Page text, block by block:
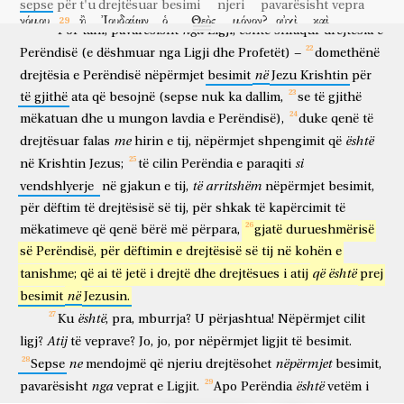
sepse për t'u drejtësuar besimi njeri pavarësisht vepra
νόμου. ἢ
apo
Ἰουδαίων
i judenjve
ὁ Θεὸς
Perëndia
μόνον?
vetëm
οὐχὶ
a nuk
καὶ
edhe
ἐθνῶν?
i kombeve
ναὶ, καὶ
edhe
ἐθνῶν, εἴπερ εἷς ὁ Θεός,
Perëndia
ὃς
i cili
δικαιώσει
do të drejtësojë
περιτομὴν
rrethprerje
ἐκ
prej
πίστεως,
besimi
καὶ
dhe
ἀκροβυστίαν
nëpërmjet
τῆς πίστεως. νόμον
ligjin
οὖν
καταργοῦμεν
shfuqizojmë
διὰ
nëpërmjet
τῆς πίστεως?
besimit
μὴ
mos
γένοιτο!
u bëftë
ἀλλὰ
përkundrazi
νόμον
ligjin
ἱστάνομεν.
përforcojmë
DREJTËSIA E PERËNDISË NËPËRMJET BESIMIT
Por tani, pavarësisht nga Ligji, është shfaqur drejtësia e
Perëndisë (e dëshmuar nga Ligji dhe Profetët) –
domethënë
drejtësia e Perëndisë nëpërmjet besimit në Jezu Krishtin për
të gjithë ata që besojnë (sepse nuk ka dallim, se të gjithë
mëkatuan dhe u mungon lavdia e Perëndisë), duke qenë të
drejtësuar falas me hirin e tij, nëpërmjet shpengimit që është
në Krishtin Jezus; të cilin Perëndia e paraqiti si
vendshlyerje në gjakun e tij, të arritshëm nëpërmjet besimit,
për dëftim të drejtësisë së tij, për shkak të kapërcimit të
mëkatimeve që qenë bërë më përpara, gjatë durueshmërisë
së Perëndisë, për dëftimin e drejtësisë së tij në kohën e
tanishme; që ai të jetë i drejtë dhe drejtësues i atij që është prej
besimit në Jezusin.
Ku është, pra, mburrja? U përjashtua! Nëpërmjet cilit
ligj? Atij të veprave? Jo, jo, por nëpërmjet ligjit të besimit.
Sepse ne mendojmë që njeriu drejtësohet nëpërmjet besimit,
pavarësisht nga veprat e Ligjit. Apo Perëndia është vetëm i